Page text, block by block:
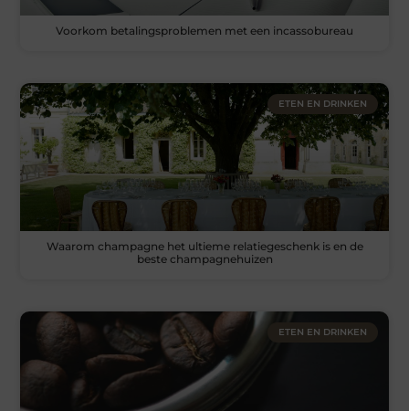
Voorkom betalingsproblemen met een incassobureau
ETEN EN DRINKEN
Waarom champagne het ultieme relatiegeschenk is en de
beste champagnehuizen
ETEN EN DRINKEN